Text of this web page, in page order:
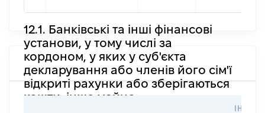
12.1. Банківські та інші фінансові
установи, у тому числі за
кордоном, у яких у суб'єкта
декларування або членів його сім'ї
відкриті рахунки або зберігаються
кошти, інше майно